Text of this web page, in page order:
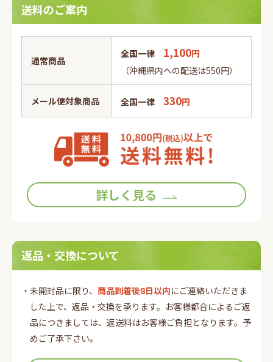
送料のご案内
通常商品
全国一律 1,100円
（沖縄県内への配送は550円）
メール便対象商品 全国一律 330円
詳しく見る
返品・交換について
・未開封品に限り、 商品到着後8日以内にご連絡いただきま
した上で、返品・交換を承ります。お客様都合によるご返
品につきましては、返送料はお客様ご負担となります。予
めご了承下さい。